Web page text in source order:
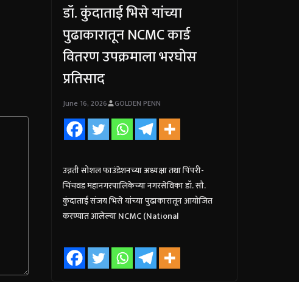
डॉ. कुंदाताई भिसे यांच्या
पुढाकारातून NCMC कार्ड
वितरण उपक्रमाला भरघोस
प्रतिसाद
June 16, 2026 GOLDEN PENN
उन्नती सोशल फाउंडेशनच्या अध्यक्षा तथा पिंपरी-
चिंचवड महानगरपालिकेच्या नगरसेविका डॉ. सौ.
कुंदाताई संजय भिसे यांच्या पुढाकारातून आयोजित
करण्यात आलेल्या NCMC (National